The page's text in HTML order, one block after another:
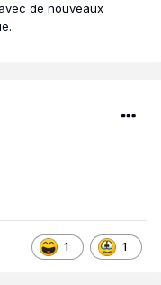
de nouveaux
1 1